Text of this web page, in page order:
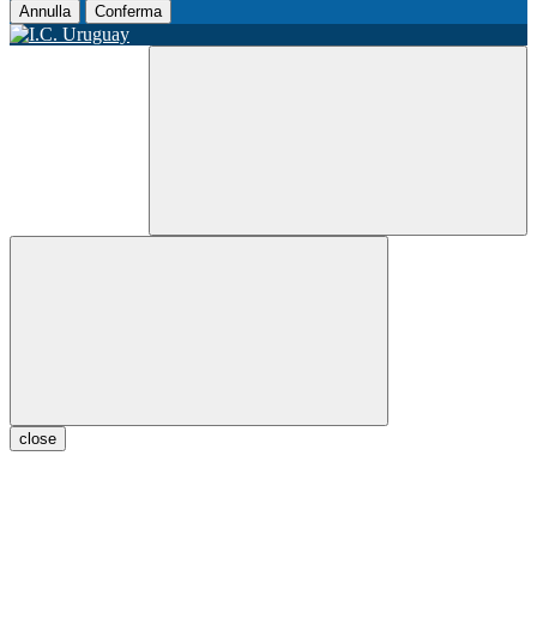
Annulla Conferma
close